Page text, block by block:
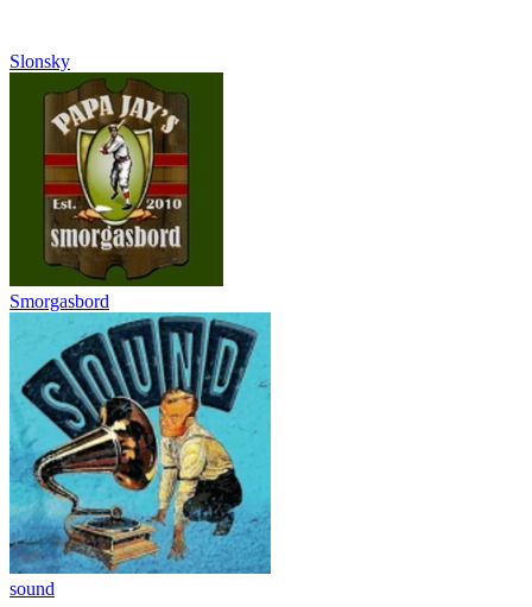
Slonsky
Smorgasbord
sound